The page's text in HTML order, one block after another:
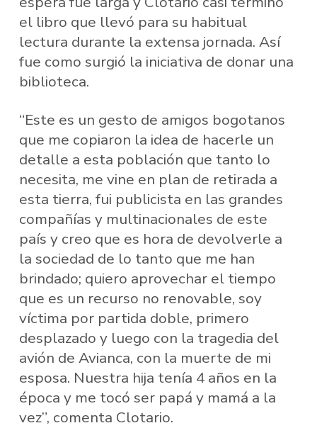
el libro que llevó para su habitual
lectura durante la extensa jornada. Así
fue como surgió la iniciativa de donar una
biblioteca.
“Este es un gesto de amigos bogotanos
que me copiaron la idea de hacerle un
detalle a esta población que tanto lo
necesita, me vine en plan de retirada a
esta tierra, fui publicista en las grandes
compañías y multinacionales de este
país y creo que es hora de devolverle a
la sociedad de lo tanto que me han
brindado; quiero aprovechar el tiempo
que es un recurso no renovable, soy
víctima por partida doble, primero
desplazado y luego con la tragedia del
avión de Avianca, con la muerte de mi
esposa. Nuestra hija tenía 4 años en la
época y me tocó ser papá y mamá a la
vez”, comenta Clotario.